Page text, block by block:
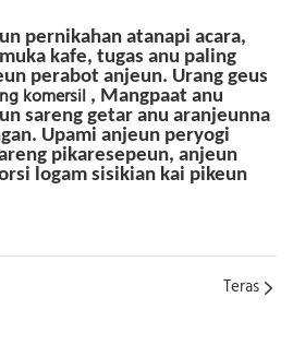
pernikahan atanapi acara,
kafe, tugas anu paling
perabot anjeun. Urang geus
komersil , Mangpaat anu
sareng getar anu aranjeunna
Upami anjeun peryogi
pikaresepeun, anjeun
logam sisikian kai pikeun
Teras